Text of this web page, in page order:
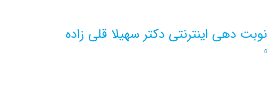
نوبت دهی اینترنتی دکتر سهیلا قلی زاده
0